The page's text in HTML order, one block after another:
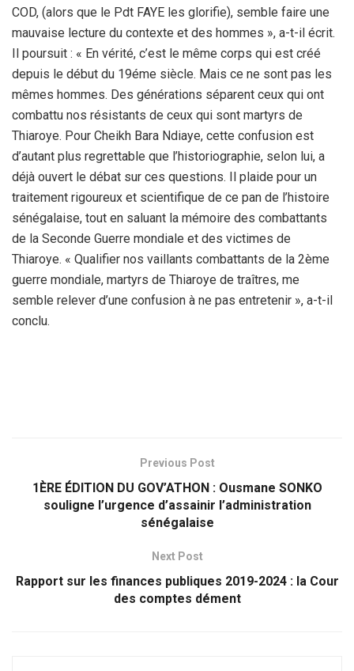
COD, (alors que le Pdt FAYE les glorifie), semble faire une
mauvaise lecture du contexte et des hommes », a-t-il écrit.
Il poursuit : « En vérité, c’est le même corps qui est créé
depuis le début du 19éme siècle. Mais ce ne sont pas les
mêmes hommes. Des générations séparent ceux qui ont
combattu nos résistants de ceux qui sont martyrs de
Thiaroye. Pour Cheikh Bara Ndiaye, cette confusion est
d’autant plus regrettable que l’historiographie, selon lui, a
déjà ouvert le débat sur ces questions. Il plaide pour un
traitement rigoureux et scientifique de ce pan de l’histoire
sénégalaise, tout en saluant la mémoire des combattants
de la Seconde Guerre mondiale et des victimes de
Thiaroye. « Qualifier nos vaillants combattants de la 2ème
guerre mondiale, martyrs de Thiaroye de traîtres, me
semble relever d’une confusion à ne pas entretenir », a-t-il
conclu.
Previous Post
1ÈRE ÉDITION DU GOV’ATHON : Ousmane SONKO
souligne l’urgence d’assainir l’administration
sénégalaise
Next Post
Rapport sur les finances publiques 2019-2024 : la Cour
des comptes dément